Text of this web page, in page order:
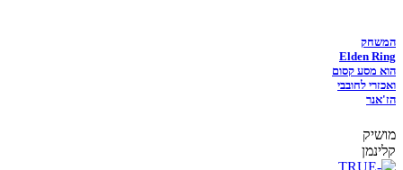
המשחק
Elden Ring
הוא מסע קסום
ואכזרי לחובבי
הז'אנר
מושיק
קלינמן